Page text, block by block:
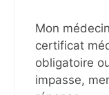
Mon
certificat
obligatoire
impasse,